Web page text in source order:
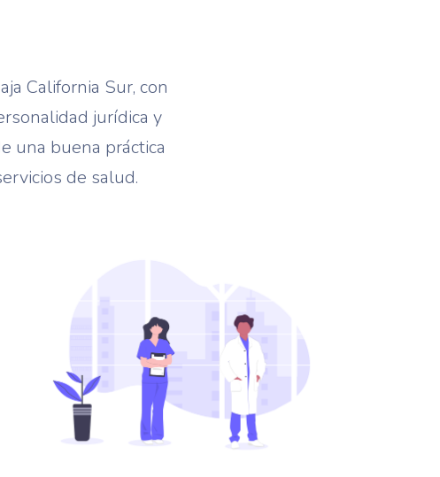
California Sur, con
jurídica y
una buena práctica
de salud.